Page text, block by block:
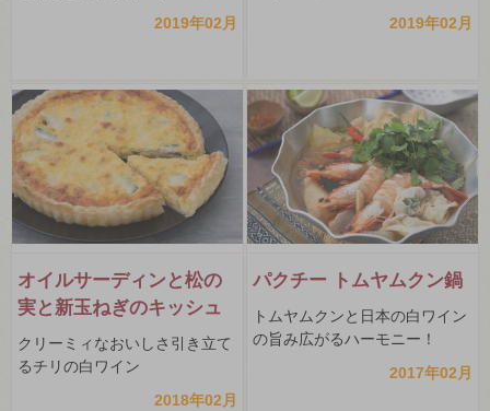
2019年02月
2019年02月
オイルサーディンと松の
実と新玉ねぎのキッシュ
クリーミィなおいしさ引き立て
るチリの白ワイン
2018年02月
パクチー トムヤムクン鍋
トムヤムクンと日本の白ワイン
の旨み広がるハーモニー！
2017年02月